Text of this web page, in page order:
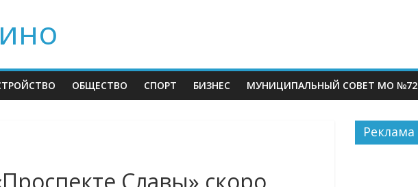
ОБЩЕСТВО СПОРТ БИЗНЕС МУНИЦИПАЛЬНЫЙ СОВЕТ МО №72
Реклама